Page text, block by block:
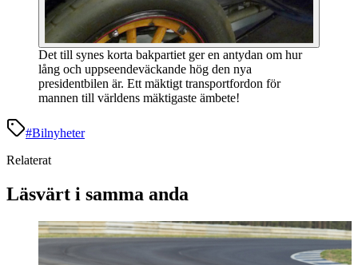
Det till synes korta bakpartiet ger en antydan om hur
lång och uppseendeväckande hög den nya
presidentbilen är. Ett mäktigt transportfordon för
mannen till världens mäktigaste ämbete!
#Bilnyheter
Relaterat
Läsvärt i samma anda